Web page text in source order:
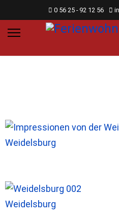
0 56 25 - 92 12 56
Weidelsburg
Weidelsburg